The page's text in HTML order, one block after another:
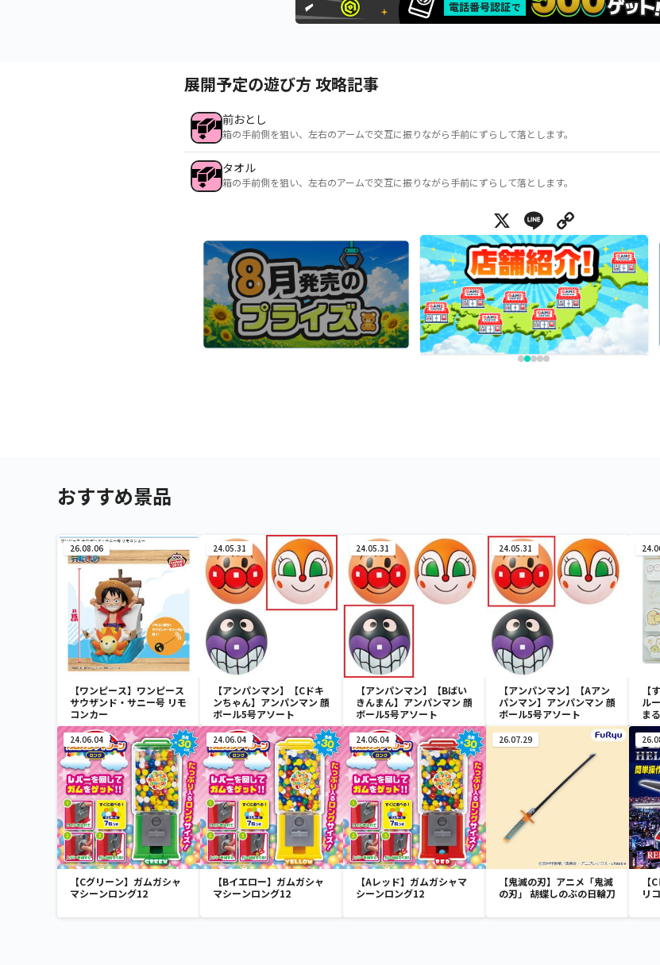
展開予定の遊び方 攻略記事
前おとし
箱の手前側を狙い、左右のアームで交互に振りながら手前にずらして落とします。
タオル
箱の手前側を狙い、左右のアームで交互に振りながら手前にずらして落とします。
X Line
おすすめ景品
26.08.06
【ワンピース】ワンピース
サウザンド・サニー号 リモ
コンカー
24.05.31
【アンパンマン】【Cドキ
ンちゃん】アンパンマン 顔
ボール5号アソート
24.05.31
【アンパンマン】【Bばい
きんまん】アンパンマン 顔
ボール5号アソート
24.05.31
【アンパンマン】【Aアン
パンマン】アンパンマン 顔
ボール5号アソート
【
ル
ま
24.06.04
【Cグリーン】ガムガシャ
マシーンロング12
24.06.04
【Bイエロー】ガムガシャ
マシーンロング12
24.06.04
【Aレッド】ガムガシャマ
シーンロング12
26.07.29
【鬼滅の刃】アニメ「鬼滅
の刃」 胡蝶しのぶの日輪刀
【
リ